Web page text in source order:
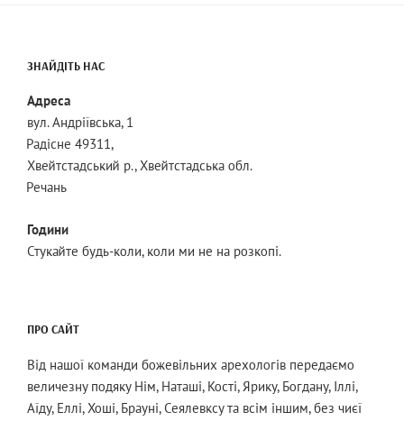
ЗНАЙДІТЬ НАС
Адреса
вул. Андріївська, 1
Радісне 49311,
Хвейтстадський р., Хвейтстадська обл.
Речань
Години
Стукайте будь-коли, коли ми не на розкопі.
ПРО САЙТ
Від нашої команди божевільних арехологів передаємо
величезну подяку Нім, Наташі, Кості, Ярику, Богдану, Іллі,
Аїду, Еллі, Хоші, Брауні, Сеялевксу та всім іншим, без чиєї